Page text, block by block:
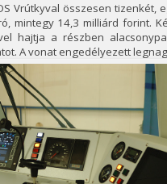
Vrútkyval összesen tizenkét,
mintegy 14,3 milliárd forint.
hajtja a részben
A vonat engedélyezett